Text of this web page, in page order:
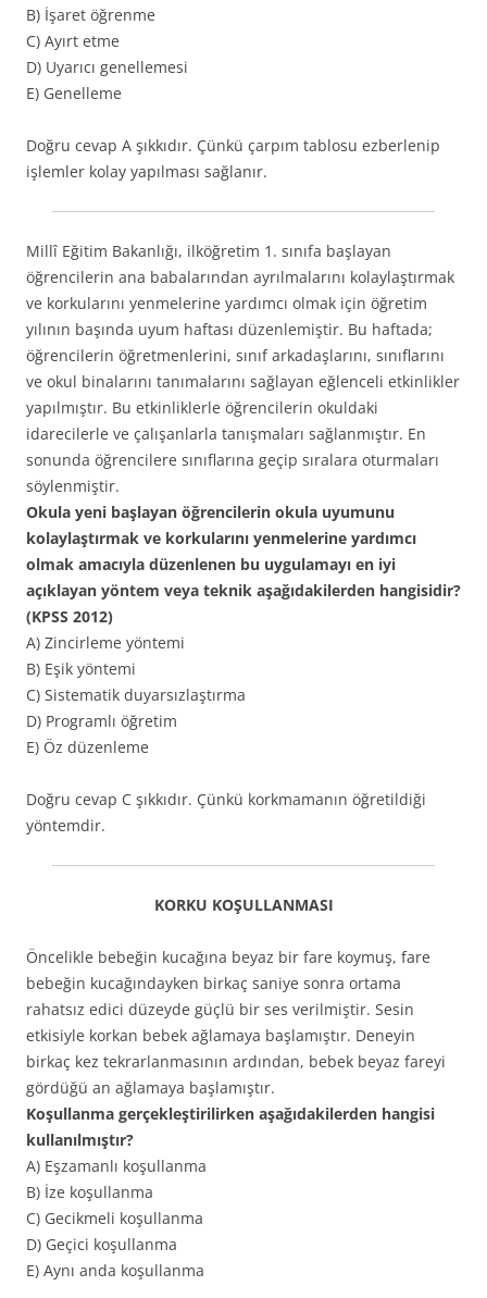
B) İşaret öğrenme
C) Ayırt etme
D) Uyarıcı genellemesi
E) Genelleme
Doğru cevap A şıkkıdır. Çünkü çarpım tablosu ezberlenip
işlemler kolay yapılması sağlanır.
Millî Eğitim Bakanlığı, ilköğretim 1. sınıfa başlayan
öğrencilerin ana babalarından ayrılmalarını kolaylaştırmak
ve korkularını yenmelerine yardımcı olmak için öğretim
yılının başında uyum haftası düzenlemiştir. Bu haftada;
öğrencilerin öğretmenlerini, sınıf arkadaşlarını, sınıflarını
ve okul binalarını tanımalarını sağlayan eğlenceli etkinlikler
yapılmıştır. Bu etkinliklerle öğrencilerin okuldaki
idarecilerle ve çalışanlarla tanışmaları sağlanmıştır. En
sonunda öğrencilere sınıflarına geçip sıralara oturmaları
söylenmiştir.
Okula yeni başlayan öğrencilerin okula uyumunu
kolaylaştırmak ve korkularını yenmelerine yardımcı
olmak amacıyla düzenlenen bu uygulamayı en iyi
açıklayan yöntem veya teknik aşağıdakilerden hangisidir?
(KPSS 2012)
A) Zincirleme yöntemi
B) Eşik yöntemi
C) Sistematik duyarsızlaştırma
D) Programlı öğretim
E) Öz düzenleme
Doğru cevap C şıkkıdır. Çünkü korkmamanın öğretildiği
yöntemdir.
KORKU KOŞULLANMASI
Öncelikle bebeğin kucağına beyaz bir fare koymuş, fare
bebeğin kucağındayken birkaç saniye sonra ortama
rahatsız edici düzeyde güçlü bir ses verilmiştir. Sesin
etkisiyle korkan bebek ağlamaya başlamıştır. Deneyin
birkaç kez tekrarlanmasının ardından, bebek beyaz fareyi
gördüğü an ağlamaya başlamıştır.
Koşullanma gerçekleştirilirken aşağıdakilerden hangisi
kullanılmıştır?
A) Eşzamanlı koşullanma
B) İze koşullanma
C) Gecikmeli koşullanma
D) Geçici koşullanma
E) Aynı anda koşullanma